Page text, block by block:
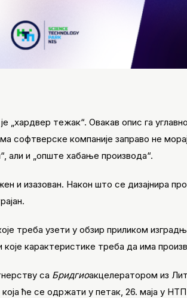
„хардвер тежак“. Овакав опис га
софтверске компаније заправо не
али и „опште хабање производа“.
и изазован. Након што се дизајнира
треба узети у обзир приликом
које карактеристике треба да има
са Бридгиоакцелератором из
која ће се одржати у петак, 26. маја у